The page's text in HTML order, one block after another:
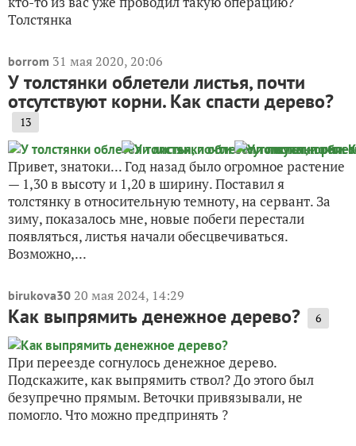
Толстянка
borrom 31 мая 2020, 20:06
У толстянки облетели листья, почти
отсутствуют корни. Как спасти дерево?
13
Привет, знатоки... Год назад было огромное растение
— 1,30 в высоту и 1,20 в ширину. Поставил я
толстянку в относительную темноту, на сервант. За
зиму, показалось мне, новые побеги перестали
появляться, листья начали обесцвечиваться.
Возможно,...
birukova30 20 мая 2024, 14:29
Как выпрямить денежное дерево? 6
При переезде согнулось денежное дерево.
Подскажите, как выпрямить ствол? До этого был
безупречно прямым. Веточки привязывали, не
помогло. Что можно предпринять ?